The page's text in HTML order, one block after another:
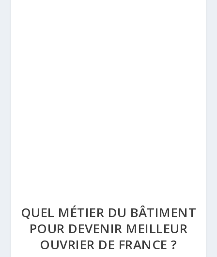
QUEL MÉTIER DU BÂTIMENT
POUR DEVENIR MEILLEUR
OUVRIER DE FRANCE ?